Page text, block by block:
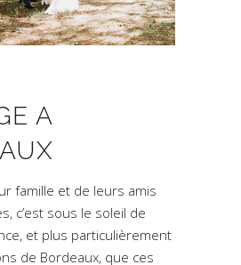
A
famille et de leurs amis
c’est sous le soleil de
et plus particulièrement
de Bordeaux, que ces